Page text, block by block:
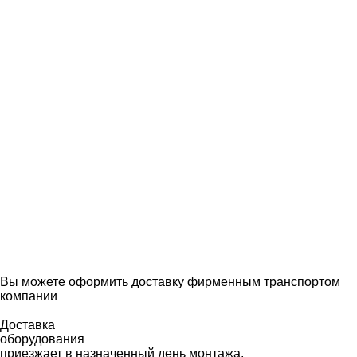
Вы можете оформить доставку фирменным транспортом
компании
Доставка
оборудования
приезжает в назначенный день монтажа,